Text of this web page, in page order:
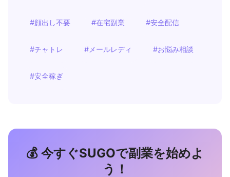
#顔出し不要 #在宅副業 #安全配信
#チャトレ #メールレディ #お悩み相談
#安全稼ぎ
💰 今すぐSUGOで副業を始めよ
う！